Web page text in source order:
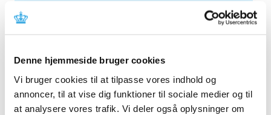
Denne hjemmeside bruger cookies
Vi bruger cookies til at tilpasse vores indhold og
annoncer, til at vise dig funktioner til sociale medier og til
at analysere vores trafik. Vi deler også oplysninger om
Alle (2506)
TID
2024 (224)
2023 (195)